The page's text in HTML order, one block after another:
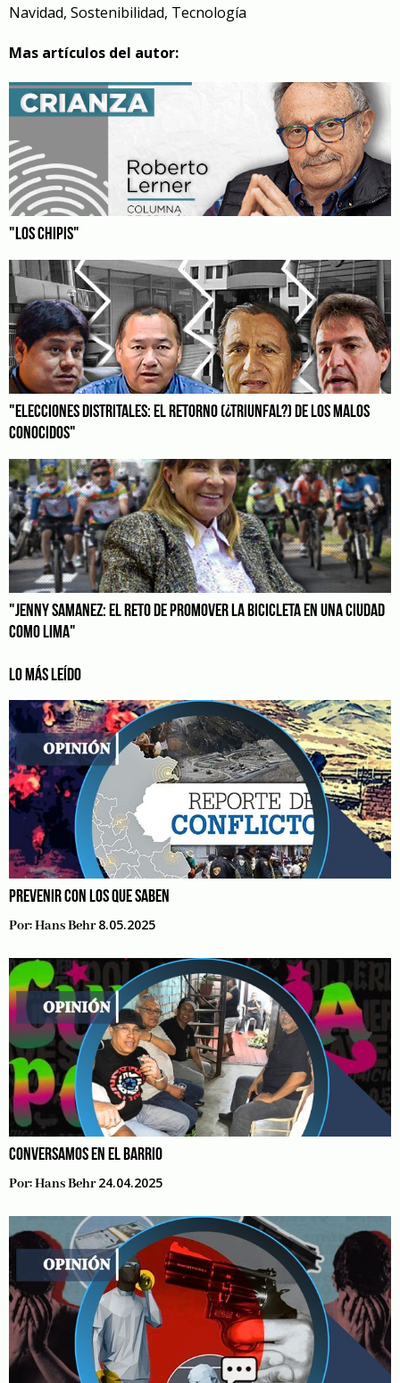
Navidad, Sostenibilidad, Tecnología
Mas artículos del autor:
"LOS CHIPIS"
"ELECCIONES DISTRITALES: EL RETORNO (¿TRIUNFAL?) DE LOS MALOS
CONOCIDOS"
"JENNY SAMANEZ: EL RETO DE PROMOVER LA BICICLETA EN UNA CIUDAD
COMO LIMA"
LO MÁS LEÍDO
PREVENIR CON LOS QUE SABEN
Por:Hans Behr 8.05.2025
CONVERSAMOS EN EL BARRIO
Por:Hans Behr 24.04.2025